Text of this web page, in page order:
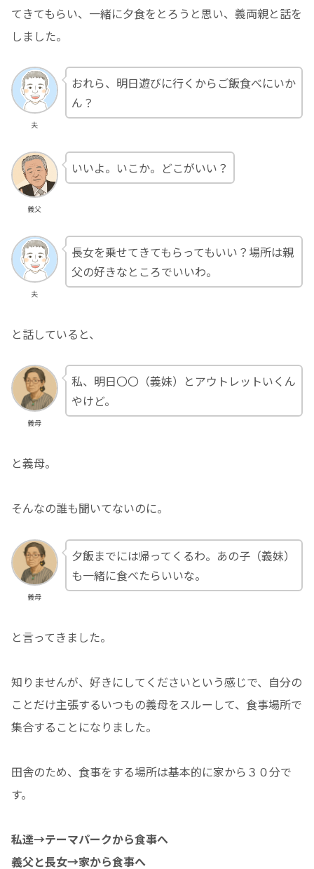
てきてもらい、一緒に夕食をとろうと思い、義両親と話を
しました。
夫
おれら、明日遊びに行くからご飯食べにいか
ん？
義父
いいよ。いこか。どこがいい？
夫
長女を乗せてきてもらってもいい？場所は親
父の好きなところでいいわ。
と話していると、
義母
私、明日〇〇（義妹）とアウトレットいくん
やけど。
と義母。
そんなの誰も聞いてないのに。
義母
夕飯までには帰ってくるわ。あの子（義妹）
も一緒に食べたらいいな。
と言ってきました。
知りませんが、好きにしてくださいという感じで、自分の
ことだけ主張するいつもの義母をスルーして、食事場所で
集合することになりました。
田舎のため、食事をする場所は基本的に家から３０分で
す。
私達→テーマパークから食事へ
義父と長女→家から食事へ